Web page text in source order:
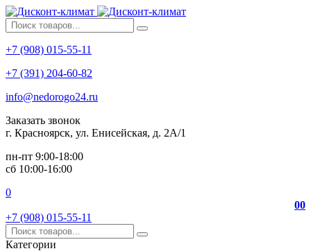
+7 (908) 015-55-11
+7 (391) 204-60-82
info@nedorogo24.ru
Заказать звонок
г. Красноярск, ул. Енисейская, д. 2А/1
пн-пт 9:00-18:00
сб 10:00-16:00
0
00
+7 (908) 015-55-11
Категории